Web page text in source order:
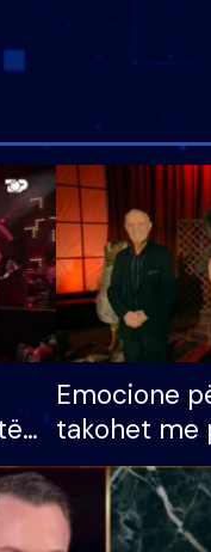
Emocione
takohet me
vajzën dhe
S’kemi
apo jo?